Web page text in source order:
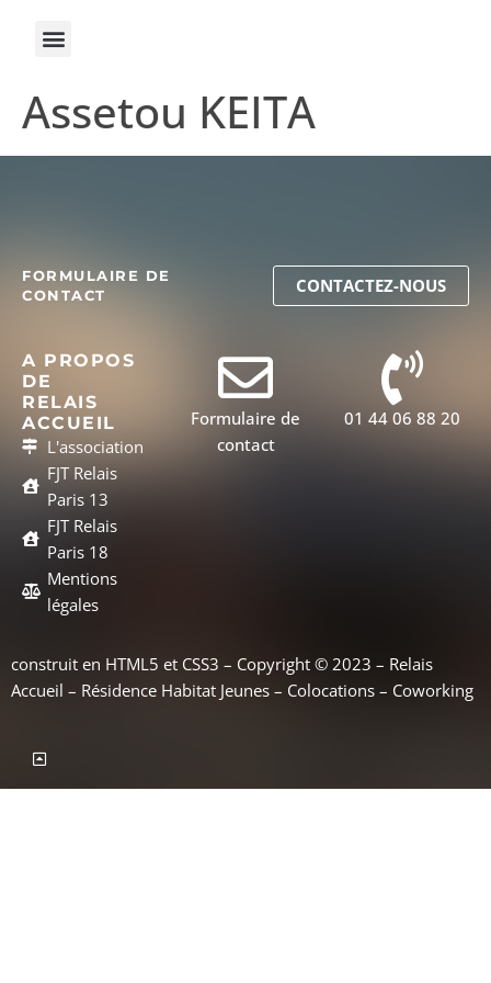
Assetou KEITA
FORMULAIRE DE
CONTACT
CONTACTEZ-NOUS
A PROPOS
DE
RELAIS
ACCUEIL
L'association
FJT Relais
Paris 13
FJT Relais
Paris 18
Mentions
légales
Formulaire de
contact
01 44 06 88 20
construit en HTML5 et CSS3 – Copyright © 2023 – Relais
Accueil – Résidence Habitat Jeunes – Colocations – Coworking